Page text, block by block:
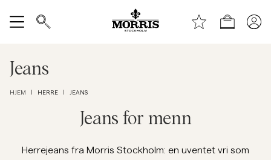
Handle
Bukser
Jeans
HJEM HERRE JEANS
Jeans for menn
Herrejeans fra Morris Stockholm: en uventet vri som